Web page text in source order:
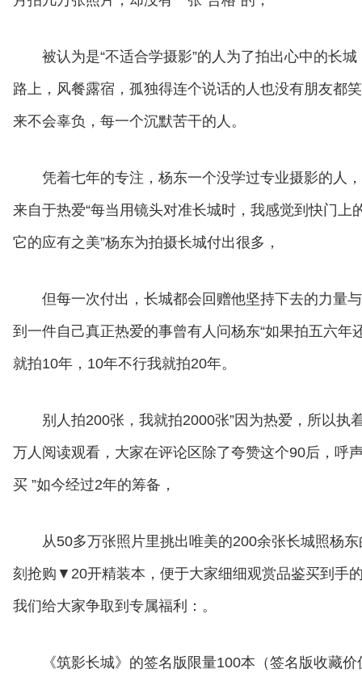
被认为是“不适合学摄影”的人为了拍出心中的长
路上，风餐露宿，孤独得连个说话的人也没有朋友都
来不会辜负，每一个沉默苦干的人。
凭着七年的专注，杨东一个没学过专业摄影的人
来自于热爱“每当用镜头对准长城时，我感觉到快门
它的应有之美”杨东为拍摄长城付出很多，
但每一次付出，长城都会回赠他坚持下去的力量
到一件自己真正热爱的事曾有人问杨东“如果拍五六年
就拍10年，10年不行我就拍20年。
别人拍200张，我就拍2000张”因为热爱，所以
万人阅读观看，大家在评论区除了夸赞这个90后，呼
买 ”如今经过2年的筹备，
从50多万张照片里挑出唯美的200余张长城照杨
刻抢购▼20开精装本，便于大家细细观赏品鉴买到手
我们给大家争取到专属福利：。
《筑影长城》的签名版限量100本（签名版收藏